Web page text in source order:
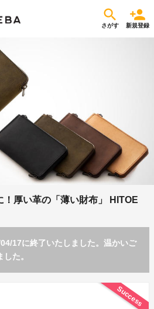
さがす 新規登録
！厚い革の「薄い財布」 HITOE
17に終了いたしました。温かいご
た。
Success